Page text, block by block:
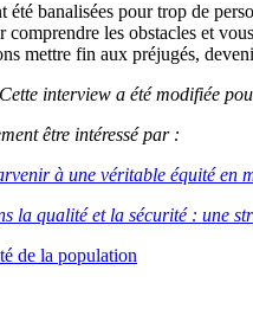
été banalisées pour trop de
les obstacles et
mettre fin aux préjugés,
interview a été modifiée
être intéressé par :
à une véritable équité en
la qualité et la sécurité : une
de la population